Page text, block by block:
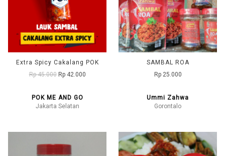
Extra Spicy Cakalang POK
Rp 45.000 Rp 42.000
POK ME AND GO
Jakarta Selatan
SAMBAL ROA
Rp 25.000
Ummi Zahwa
Gorontalo